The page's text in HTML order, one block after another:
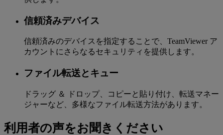
信頼済みデバイス
信頼済みのデバイスを指定することで、TeamViewer ア
カウントにさらなるセキュリティを提供します。
ファイル転送とキュー
ドラッグ ＆ ドロップ、コピーと貼り付け、転送マネー
ジャーなど、多様なファイル転送方法があります。
利用者の声をお聞きください